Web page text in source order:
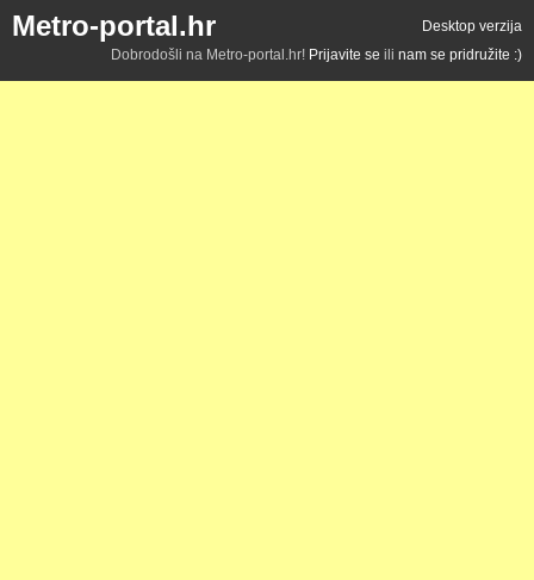
Metro-portal.hr
Desktop verzija
Dobrodošli na Metro-portal.hr! Prijavite se ili nam se pridružite :)